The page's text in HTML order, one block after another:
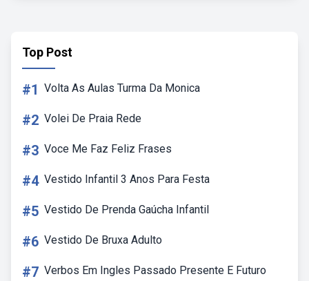
Top Post
#1 Volta As Aulas Turma Da Monica
#2 Volei De Praia Rede
#3 Voce Me Faz Feliz Frases
#4 Vestido Infantil 3 Anos Para Festa
#5 Vestido De Prenda Gaúcha Infantil
#6 Vestido De Bruxa Adulto
#7 Verbos Em Ingles Passado Presente E Futuro